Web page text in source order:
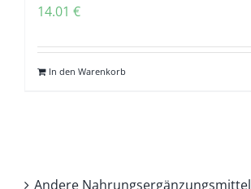
14.01 €
In den Warenkorb
Andere Nahrungsergänzungsmittel